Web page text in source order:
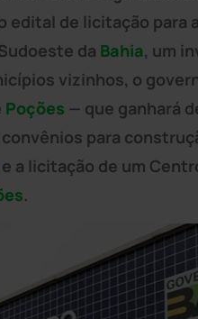
edital de licitação para
da Bahia, um
vizinhos, o
Poções — que ganhará
para
e a licitação de um
.